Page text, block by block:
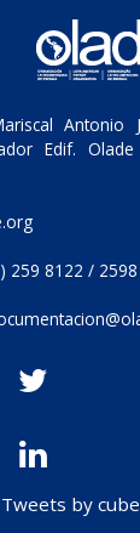
Antonio
Edif.
259 8122 /
Tweets by